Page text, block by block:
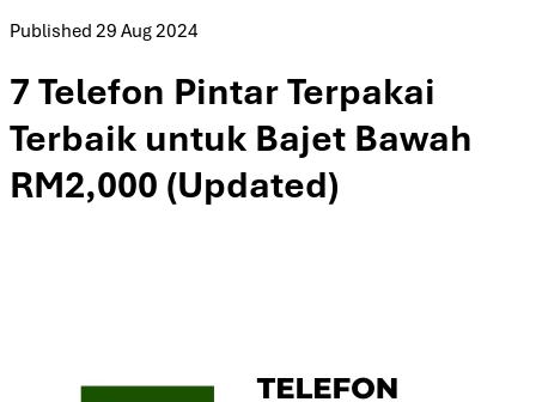
Published 29 Aug 2024
7 Telefon Pintar Terpakai
Terbaik untuk Bajet Bawah
RM2,000 (Updated)